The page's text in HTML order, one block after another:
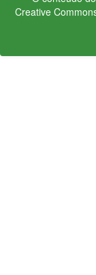
Creative